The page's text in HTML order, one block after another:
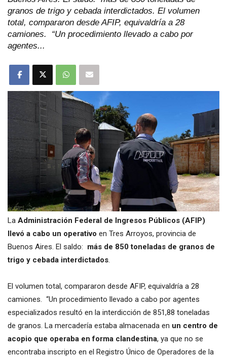
granos de trigo y cebada interdictados. El volumen
total, compararon desde AFIP, equivaldría a 28
camiones. “Un procedimiento llevado a cabo por
agentes...
La Administración Federal de Ingresos Públicos (AFIP)
llevó a cabo un operativo en Tres Arroyos, provincia de
Buenos Aires. El saldo: más de 850 toneladas de granos de
trigo y cebada interdictados.
El volumen total, compararon desde AFIP, equivaldría a 28
camiones. “Un procedimiento llevado a cabo por agentes
especializados resultó en la interdicción de 851,88 toneladas
de granos. La mercadería estaba almacenada en un centro de
acopio que operaba en forma clandestina, ya que no se
encontraba inscripto en el Registro Único de Operadores de la